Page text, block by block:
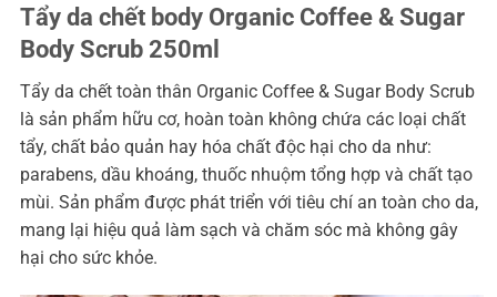
Tẩy da chết body Organic Coffee & Sugar
Body Scrub 250ml
Tẩy da chết toàn thân Organic Coffee & Sugar Body Scrub
là sản phẩm hữu cơ, hoàn toàn không chứa các loại chất
tẩy, chất bảo quản hay hóa chất độc hại cho da như:
parabens, dầu khoáng, thuốc nhuộm tổng hợp và chất tạo
mùi. Sản phẩm được phát triển với tiêu chí an toàn cho da,
mang lại hiệu quả làm sạch và chăm sóc mà không gây
hại cho sức khỏe.